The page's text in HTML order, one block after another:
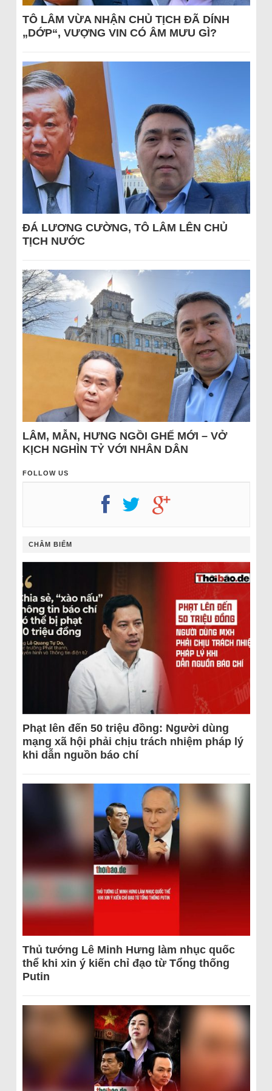
TÔ LÂM VỪA NHẬN CHỦ TỊCH ĐÃ DÍNH
„DỚP“, VƯỢNG VIN CÓ ÂM MƯU GÌ?
ĐÁ LƯƠNG CƯỜNG, TÔ LÂM LÊN CHỦ
TỊCH NƯỚC
LÂM, MẪN, HƯNG NGỒI GHẾ MỚI – VỞ
KỊCH NGHÌN TỶ VỚI NHÂN DÂN
FOLLOW US
CHÂM BIẾM
Phạt lên đến 50 triệu đồng: Người dùng
mạng xã hội phải chịu trách nhiệm pháp lý
khi dẫn nguồn báo chí
Thủ tướng Lê Minh Hưng làm nhục quốc
thể khi xin ý kiến chỉ đạo từ Tổng thống
Putin